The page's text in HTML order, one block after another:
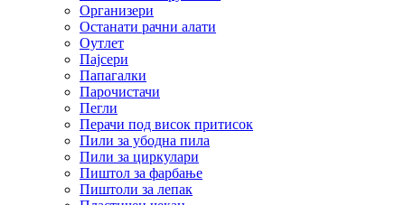
Организери
Останати рачни алати
Оутлет
Пајсери
Папагалки
Парочистачи
Пегли
Перачи под висок притисок
Пили за убодна пила
Пили за циркулари
Пиштол за фарбање
Пиштоли за лепак